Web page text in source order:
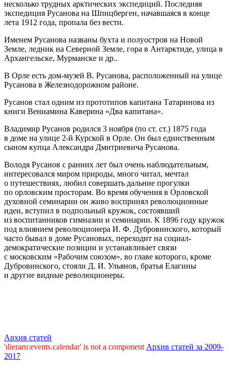
несколько трудных арктических экспедиций. Последняя
экспедиция Русанова на Шпицберген, начавшаяся в конце
лета 1912 года, пропала без вести.
Именем Русанова названы бухта и полуостров на Новой
Земле, ледник на Северной Земле, гора в Антарктиде, улица в
Архангельске, Мурманске и др..
В Орле есть дом-музей В. Русанова, расположенный на улице
Русанова в Железнодорожном районе.
Русанов стал одним из прототипов капитана Татаринова из
книги Вениамина Каверина «Два капитана».
Владимир Русанов родился 3 ноября (по ст. ст.) 1875 года
в доме на улице 2-й Курской в Орле. Он был единственным
сыном купца Александра Дмитриевича Русанова.
Володя Русанов с ранних лет был очень наблюдательным,
интересовался миром природы, много читал, мечтал
о путешествиях, любил совершать дальние прогулки
по орловским просторам. Во время обучения в Орловской
духовной семинарии он живо воспринял революционные
идеи, вступил в подпольный кружок, состоявший
из воспитанников гимназии и семинарии. К 1896 году кружок
под влиянием революционера И. Ф. Дубровинского, который
часто бывал в доме Русановых, переходит на социал-
демократические позиции и устанавливает связи
с московским «Рабочим союзом», во главе которого, кроме
Дубровинского, стояли Д. И. Ульянов, братья Елагины
и другие видные революционеры.
Архив статей
'dieraru:events.calendar' is not a component Архив статей за 2009-
2017